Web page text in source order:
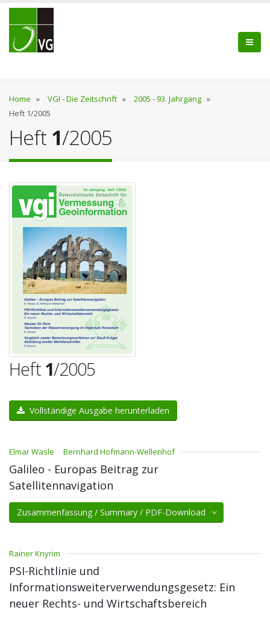
Home » VGI - Die Zeitschrift » 2005 - 93. Jahrgang »
Heft 1/2005
Heft 1/2005
Heft 1/2005
Vollständige Ausgabe herunterladen
Elmar Wasle Bernhard Hofmann-Wellenhof
Galileo - Europas Beitrag zur
Satellitennavigation
Zusammenfassung / Summary / PDF-Download
Rainer Knyrim
PSI-Richtlinie und
Informationsweiterverwendungsgesetz: Ein
neuer Rechts- und Wirtschaftsbereich